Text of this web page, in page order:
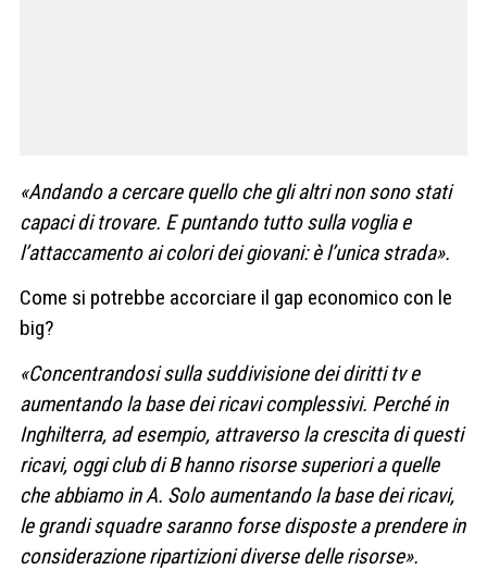
«Andando a cercare quello che gli altri non sono stati
capaci di trovare. E puntando tutto sulla voglia e
l’attaccamento ai colori dei giovani: è l’unica strada».
Come si potrebbe accorciare il gap economico con le
big?
«Concentrandosi sulla suddivisione dei diritti tv e
aumentando la base dei ricavi complessivi. Perché in
Inghilterra, ad esempio, attraverso la crescita di questi
ricavi, oggi club di B hanno risorse superiori a quelle
che abbiamo in A. Solo aumentando la base dei ricavi,
le grandi squadre saranno forse disposte a prendere in
considerazione ripartizioni diverse delle risorse».